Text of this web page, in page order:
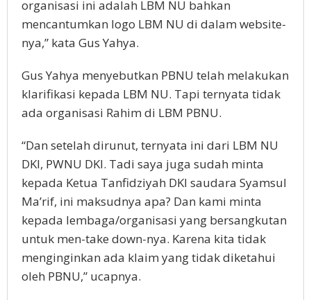
organisasi ini adalah LBM NU bahkan
mencantumkan logo LBM NU di dalam website-
nya,” kata Gus Yahya.
Gus Yahya menyebutkan PBNU telah melakukan
klarifikasi kepada LBM NU. Tapi ternyata tidak
ada organisasi Rahim di LBM PBNU.
“Dan setelah dirunut, ternyata ini dari LBM NU
DKI, PWNU DKI. Tadi saya juga sudah minta
kepada Ketua Tanfidziyah DKI saudara Syamsul
Ma’rif, ini maksudnya apa? Dan kami minta
kepada lembaga/organisasi yang bersangkutan
untuk men-take down-nya. Karena kita tidak
menginginkan ada klaim yang tidak diketahui
oleh PBNU,” ucapnya.